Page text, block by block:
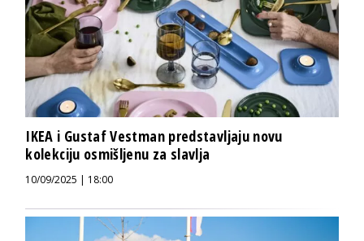
IKEA i Gustaf Vestman predstavljaju novu
kolekciju osmišljenu za slavlja
10/09/2025 | 18:00